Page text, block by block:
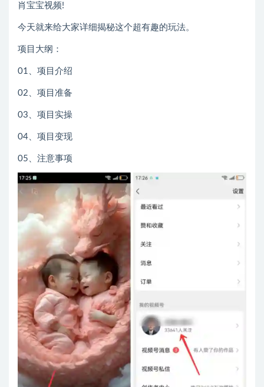
肖宝宝视频!
今天就来给大家详细揭秘这个超有趣的玩法。
项目大纲：
01、项目介绍
02、项目准备
03、项目实操
04、项目变现
05、注意事项